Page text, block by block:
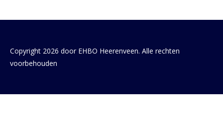
Copyright 2026 door EHBO Heerenveen. Alle rechten
voorbehouden